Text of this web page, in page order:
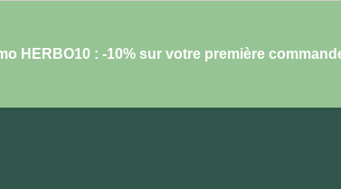
HERBO10 : -10% sur votre première